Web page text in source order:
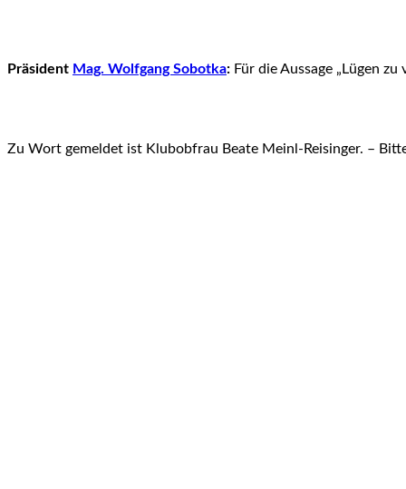
Präsident Mag. Wolfgang Sobotka: Für die Aussage „Lügen
Zu Wort gemeldet ist Klubobfrau Beate Meinl-Reisinger. –